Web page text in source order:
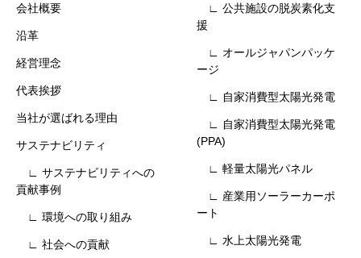
会社概要
沿革
経営理念
代表挨拶
当社が選ばれる理由
サステナビリティ
∟ サステナビリティへの
貢献事例
∟ 環境への取り組み
∟ 社会への貢献
∟ 公共施設の脱炭素化支
援
∟ オールジャパンパッケ
ージ
∟ 自家消費型太陽光発電
∟ 自家消費型太陽光発電
(PPA)
∟ 軽量太陽光パネル
∟ 産業用ソーラーカーポ
ート
∟ 水上太陽光発電